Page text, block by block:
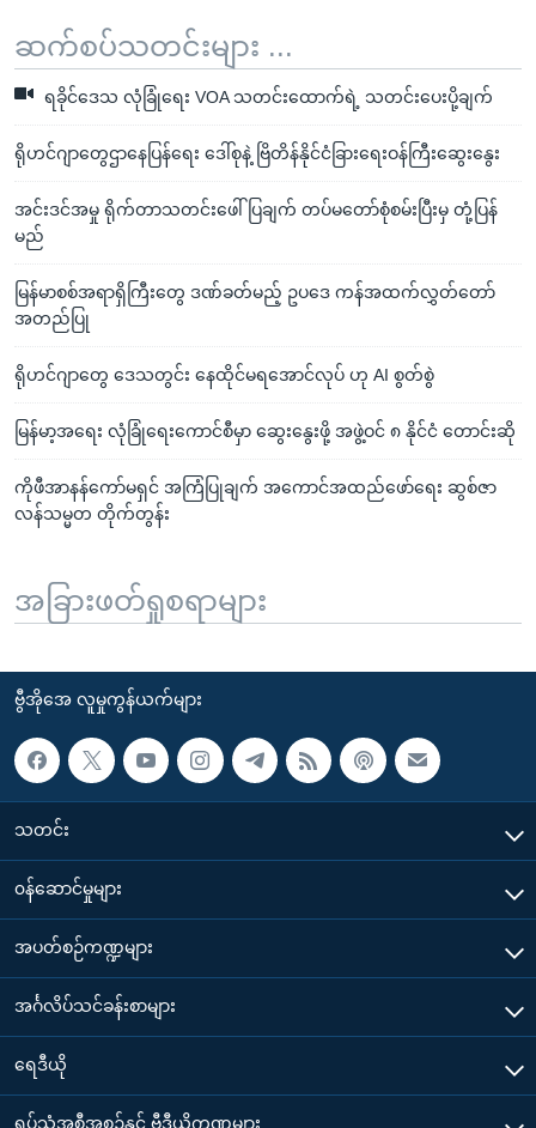
ဆက်စပ်သတင်းများ ...
ရခိုင်ဒေသ လုံခြုံရေး VOA သတင်းထောက်ရဲ့ သတင်းပေးပို့ချက်
ရိုဟင်ဂျာတွေဌာနေပြန်ရေး ဒေါ်စုနဲ့ ဗြိတိန်နိုင်ငံခြားရေးဝန်ကြီးဆွေးနွေး
အင်းဒင်အမှု ရိုက်တာသတင်းဖေါ်ပြချက် တပ်မတော်စုံစမ်းပြီးမှ တုံ့ပြန်
မည်
မြန်မာစစ်အရာရှိကြီးတွေ ဒဏ်ခတ်မည့် ဥပဒေ ကန်အထက်လွှတ်တော်
အတည်ပြု
ရိုဟင်ဂျာတွေ ဒေသတွင်း နေထိုင်မရအောင်လုပ် ဟု AI စွတ်စွဲ
မြန်မာ့အရေး လုံခြုံရေးကောင်စီမှာ ဆွေးနွေးဖို့ အဖွဲ့ဝင် ၈ နိုင်ငံ တောင်းဆို
ကိုဖီအာနန်ကော်မရှင် အကြံပြုချက် အကောင်အထည်ဖော်ရေး ဆွစ်ဇာ
လန်သမ္မတ တိုက်တွန်း
အခြားဖတ်ရှုစရာများ
ဗွီအိုအေ လူမှုကွန်ယက်များ
သတင်း
၀န်ဆောင်မှုများ
အပတ်စဉ်ကဏ္ဍများ
အင်္ဂလိပ်သင်ခန်းစာများ
ရေဒီယို
ရုပ်သံအစီအစဉ်နှင့် ဗွီဒီယိုကဏ္ဍများ